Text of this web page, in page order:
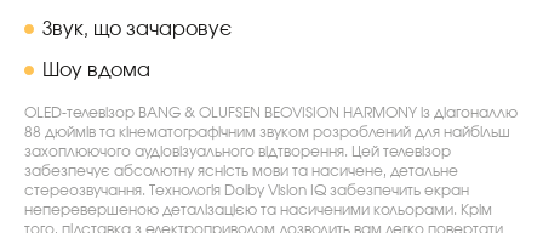
Звук, що зачаровує
Шоу вдома
OLED-телевізор BANG & OLUFSEN BEOVISION HARMONY із діагоналлю
88 дюймів та кінематографічним звуком розроблений для найбільш
захоплюючого аудіовізуального відтворення. Цей телевізор
забезпечує абсолютну ясність мови та насичене, детальне
стереозвучання. Технологія Dolby Vision IQ забезпечить екран
неперевершеною деталізацією та насиченими кольорами. Крім
того, підставка з електроприводом дозволить вам легко повертати